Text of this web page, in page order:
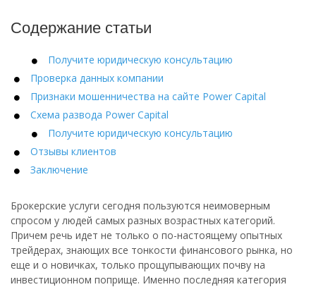
Содержание статьи
Получите юридическую консультацию
Проверка данных компании
Признаки мошенничества на сайте Power Capital
Схема развода Power Capital
Получите юридическую консультацию
Отзывы клиентов
Заключение
Брокерские услуги сегодня пользуются неимоверным
спросом у людей самых разных возрастных категорий.
Причем речь идет не только о по-настоящему опытных
трейдерах, знающих все тонкости финансового рынка, но
еще и о новичках, только прощупывающих почву на
инвестиционном поприще. Именно последняя категория